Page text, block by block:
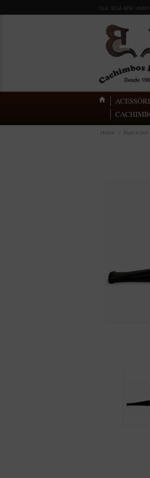
OLÁ, SEJA BEM
Home Busca por